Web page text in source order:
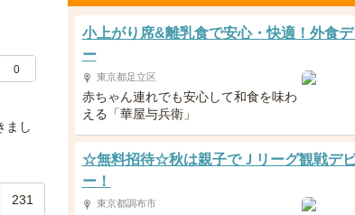
0
まし
231
小上がり席&離乳食で安心・快適！外食
ー
東京都足立区
赤ちゃん連れでも安心して和食を味わ
える「華屋与兵衛」
☆無料招待☆秋は親子でＪリーグ観戦デ
ー！
東京都調布市